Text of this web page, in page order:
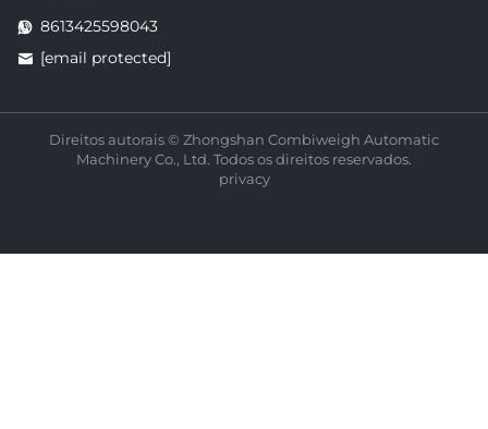
8613425598043
[email protected]
Direitos autorais © Zhongshan Combiweigh Automatic
Machinery Co., Ltd. Todos os direitos reservados.
privacy